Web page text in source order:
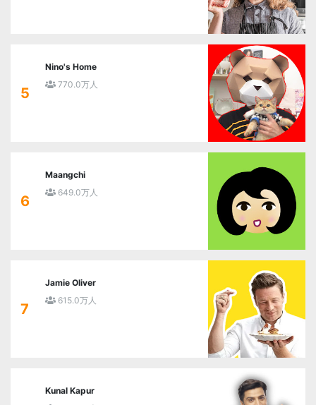
5
Nino's Home
770.0万人
6
Maangchi
649.0万人
7
Jamie Oliver
615.0万人
Kunal Kapur